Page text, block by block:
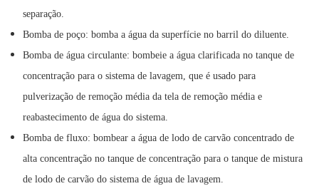
separação.
Bomba de poço: bomba a água da superfície no barril do diluente.
Bomba de água circulante: bombeie a água clarificada no tanque de
concentração para o sistema de lavagem, que é usado para
pulverização de remoção média da tela de remoção média e
reabastecimento de água do sistema.
Bomba de fluxo: bombear a água de lodo de carvão concentrado de
alta concentração no tanque de concentração para o tanque de mistura
de lodo de carvão do sistema de água de lavagem.